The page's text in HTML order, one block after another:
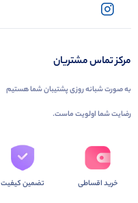
مرکز تماس مشتریان
به صورت شبانه روزی پشتیبان شما هستیم
رضایت شما اولویت ماست.
خرید اقساطی تضمین کیفیت